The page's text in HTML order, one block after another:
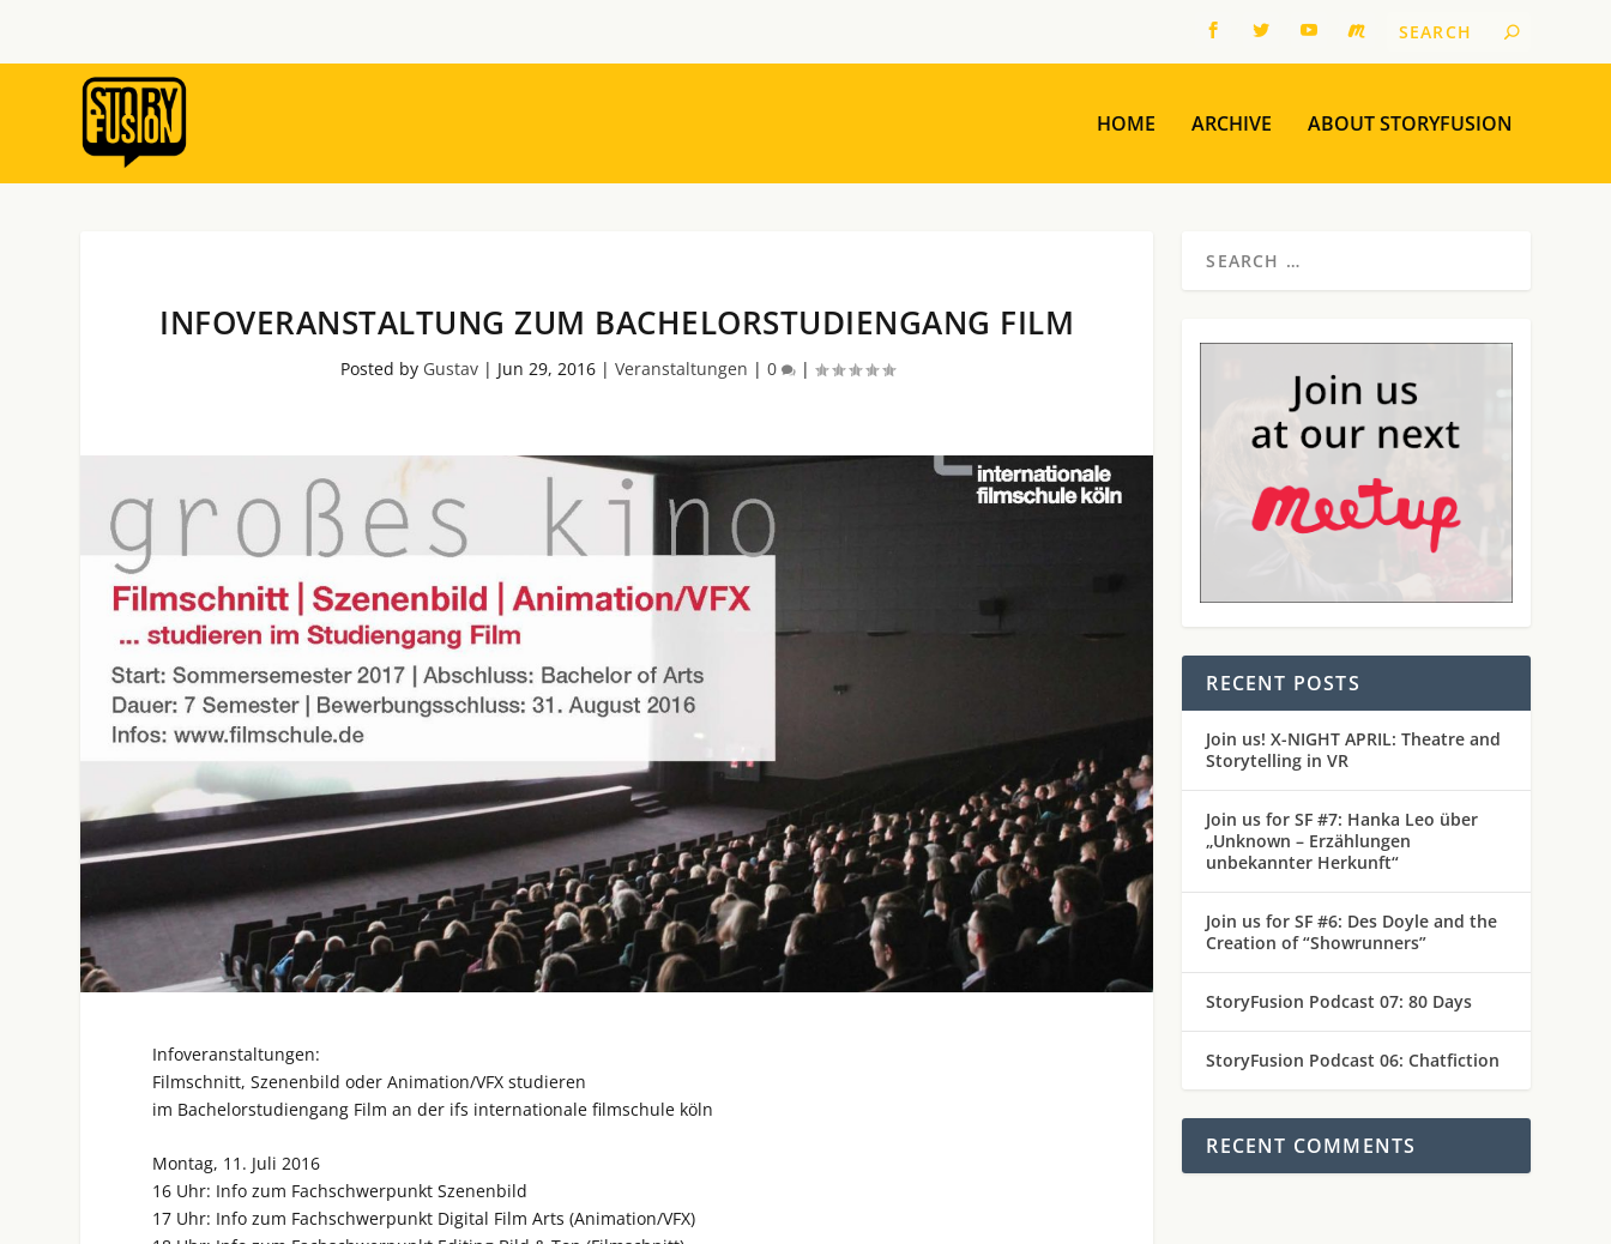
HOME ARCHIVE ABOUT STORYFUSION
INFOVERANSTALTUNG ZUM BACHELORSTUDIENGANG FILM
Posted by Gustav| Jun 29, 2016| Veranstaltungen | 0 |
Infoveranstaltungen:
Filmschnitt, Szenenbild oder Animation/VFX studieren
im Bachelorstudiengang Film an der ifs internationale filmschule köln
Montag, 11. Juli 2016
16 Uhr: Info zum Fachschwerpunkt Szenenbild
17 Uhr: Info zum Fachschwerpunkt Digital Film Arts (Animation/VFX)
RECENT POSTS
Join us! X-NIGHT APRIL: Theatre and
Storytelling in VR
Join us for SF #7: Hanka Leo über
„Unknown – Erzählungen
unbekannter Herkunft“
Join us for SF #6: Des Doyle and the
Creation of “Showrunners”
StoryFusion Podcast 07: 80 Days
StoryFusion Podcast 06: Chatfiction
RECENT COMMENTS